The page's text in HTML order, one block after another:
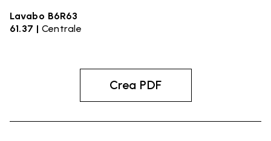
Lavabo B6R63
61.37 | Centrale
Crea PDF